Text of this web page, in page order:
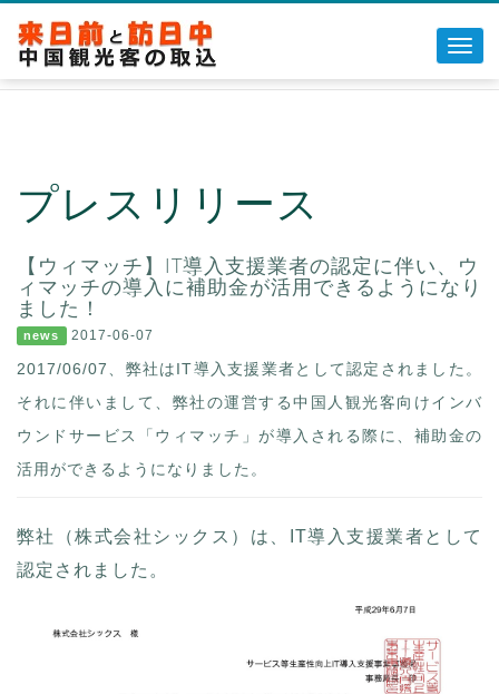
◆販売代理について
プレスリリース
【ウィマッチ】IT導入支援業者の認定に伴い、ウ
ィマッチの導入に補助金が活用できるようになり
ました！
news 2017-06-07
2017/06/07、弊社はIT導入支援業者として認定されました。
それに伴いまして、弊社の運営する中国人観光客向けインバ
ウンドサービス「ウィマッチ」が導入される際に、補助金の
活用ができるようになりました。
弊社（株式会社シックス）は、IT導入支援業者として
認定されました。